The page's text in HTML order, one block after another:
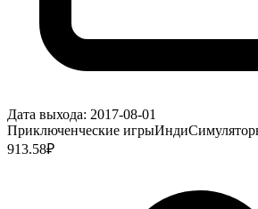
Дата выхода: 2017-08-01
Приключенческие игрыИнди
913.58₽